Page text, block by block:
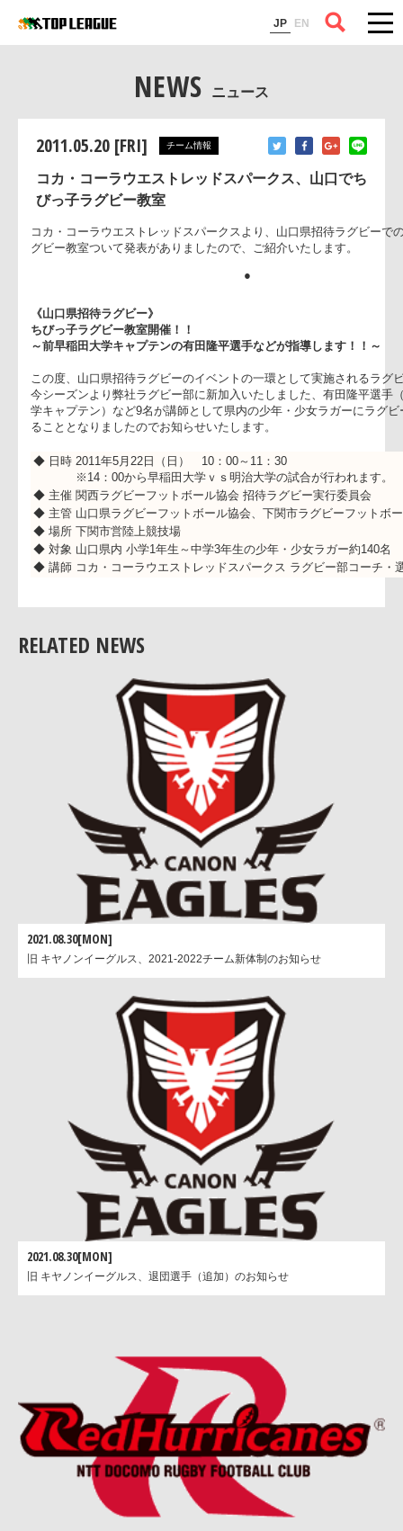
JP EN
コラム
NEWS ニュース
2011.05.20 [FRI] チーム情報
コカ・コーラウエストレッドスパークス、山口でち
びっ子ラグビー教室
コカ・コーラウエストレッドスパークスより、山口県招待ラグ
グビー教室ついて発表がありましたので、ご紹介いたします。
《山口県招待ラグビー》
～前早稲田大学キャプテンの有田隆平選手などが指導します！
この度、山口県招待ラグビーのイベントの一環として実施され
学キャプテン）など9名が講師として県内の少年・少女ラガー
ることとなりましたのでお知らせいたします。
◆ 日時 2011年5月22日（日） 10：00～11：30
※14：00から早稲田大学ｖｓ明治大学の試合が行われ
◆ 主催 関西ラグビーフットボール協会 招待ラグビー実行委員
◆ 主管 山口県ラグビーフットボール協会、下関市ラグビーフ
◆ 対象 山口県内 小学1年生～中学3年生の少年・少女ラガー
RELATED NEWS
2021.08.30[MON]
旧 キヤノンイーグルス、2021-2022チーム新体制のお知らせ
2021.08.30[MON]
旧 キヤノンイーグルス、退団選手（追加）のお知らせ